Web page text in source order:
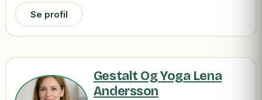
Se profil
Gestalt Og Yoga Lena
Andersson